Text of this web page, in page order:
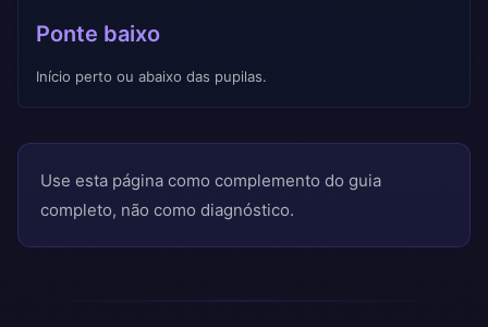
Ponte baixo
Início perto ou abaixo das pupilas.
Use esta página como complemento do guia
completo, não como diagnóstico.